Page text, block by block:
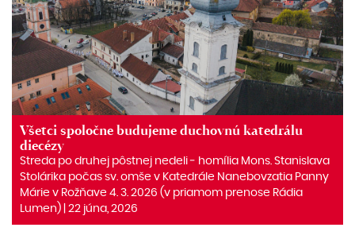
Všetci spoločne budujeme duchovnú katedrálu
diecézy
Streda po druhej pôstnej nedeli ‒ homília Mons. Stanislava
Stolárika počas sv. omše v Katedrále Nanebovzatia Panny
Márie v Rožňave 4. 3. 2026 (v priamom prenose Rádia
Lumen) | 22 júna, 2026